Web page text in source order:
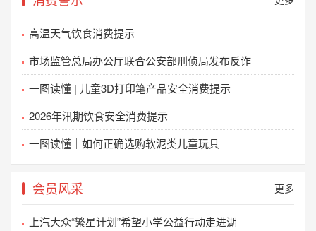
严正声明
2025-05-27
关于开展《卫浴行业空间焕新服务标准》 团体标准
2025-03-28
关于不法分子冒用我会名义开展“ 2025 年‘3·15
2025-03-21
中国质量万里行促进会关于组织开展 团体标准复审
关于征集《家电特殊场景安装改造规范》等团体标
高温天气饮食消费提示
市场监管总局办公厅联合公安部刑侦局发布反诈
一图读懂 | 儿童3D打印笔产品安全消费提示
2026年汛期饮食安全消费提示
一图读懂｜如何正确选购软泥类儿童玩具
更多
会员风采
上汽大众“繁星计划”希望小学公益行动走进湖